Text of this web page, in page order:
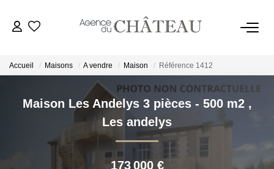
ACHETER
LOUER
Accueil Maisons A vendre Maison Référence 1412
Maison Les Andelys 3 pièces - 500 m2 ,
Les andelys
173 000 €